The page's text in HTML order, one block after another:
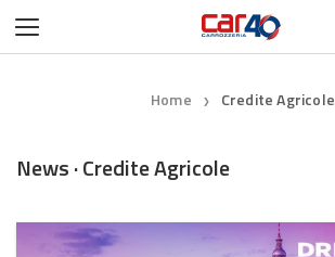
Home ❯ Credite Agricole
News · Credite Agricole